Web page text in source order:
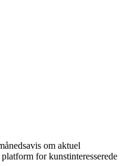
om aktuel
for kunstinteresserede